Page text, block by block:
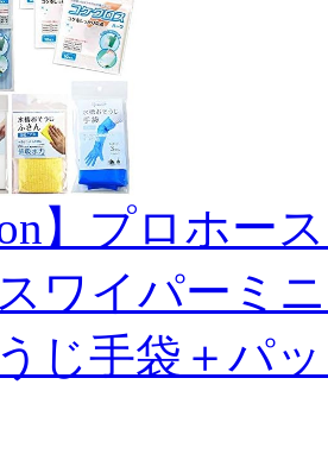
】プロホー
ワイパーミ
じ手袋＋パ